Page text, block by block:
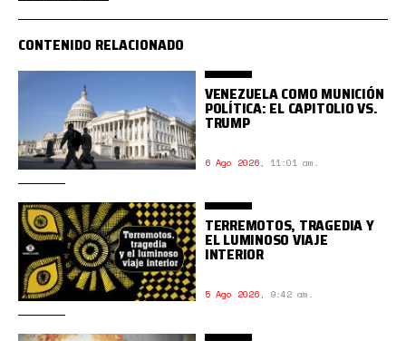
CONTENIDO RELACIONADO
VENEZUELA COMO MUNICIÓN
POLÍTICA: EL CAPITOLIO VS.
TRUMP
6 Ago 2026, 11:01 am.
TERREMOTOS, TRAGEDIA Y
EL LUMINOSO VIAJE
INTERIOR
5 Ago 2026, 9:42 am.